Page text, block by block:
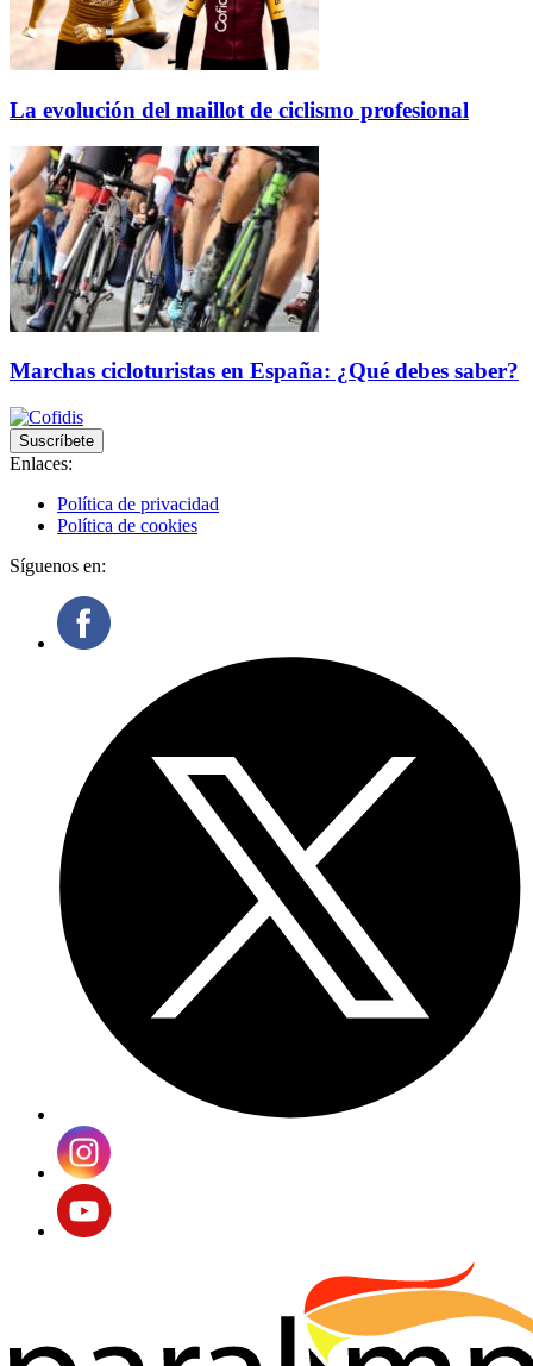
La evolución del maillot de ciclismo profesional
Marchas cicloturistas en España: ¿Qué debes saber?
Suscríbete
Enlaces:
Política de privacidad
Política de cookies
Síguenos en: